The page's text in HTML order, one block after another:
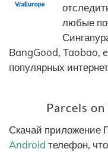
любые
BangGood, Taobao,
популярных
Parcels
Скачай приложение
Android телефон,